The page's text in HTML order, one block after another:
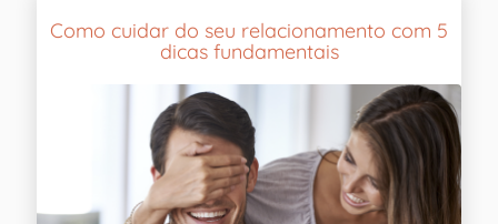
Como cuidar do seu relacionamento com 5
dicas fundamentais